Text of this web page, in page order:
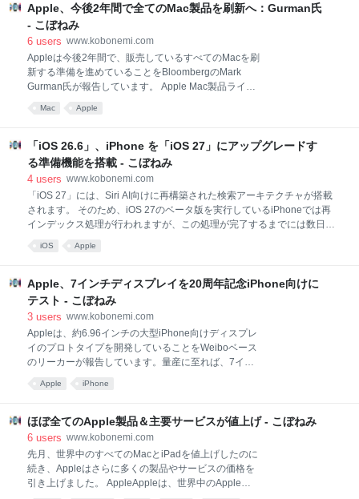
Proチップを搭載する第2世代MacBook Neoは、現行
モデルのA18 Proチップに内蔵された8GBのメモリか
ら増量され、12GBのメモリを搭載する見込みです。
ラーバリエーションも追加される見通し。現在のカラ
ーバリエーションは、シルバー、ブラッシュ、シトラ
ス、インディゴの4色となっています。 今回の報告で
は次期MacBook Neoの発売時期については言及されて
Apple、今後2年間で全てのMac製品を刷新へ：Gurman氏
- こぼねみ
6 users www.kobonemi.com
Appleは今後2年間で、販売しているすべてのMacを刷
新する準備を進めていることをBloombergのMark
Gurman氏が報告しています。 Apple Mac製品ライン
で、販売台数は3年連続で増加すると予測されていま
AIワークロードにMacを活用するユーザー層の拡大が
挙げられます。 新型Macの投入は今秋、刷新されたエ
ントリーモデルの14インチMacBook Pro、2年ぶりの
と、発売予定の製品は次のようになります。 14インチ
MacBook Pro（エントリーモデル）（2026年秋）：新
型M6チップを搭載する最初のMacモデルの一つ。コー
ドネームはJ「804」 Mac mini（発売時期はメモリの
Mac Apple
「iOS 26.6」、iPhone を「iOS 27」にアップグレードす
る準備機能を搭載 - こぼねみ
4 users www.kobonemi.com
「iOS 27」には、Siri AI向けに再構築された検索アーキテクチャが搭載
されます。 そのため、iOS 27のベータ版を実行しているiPhoneでは再
インデックス処理が行われますが、この処理が完了するまでには数日か
27のベータ版を利用しないユーザーにとって、この処理を高速化するの
MacRumorsiOS 26.6のリリースノートによると、iOS 26.6はiOS 27に備
えてSpotlightのインデックスを最適化します。また、iOS 26.6では、さ
まざまなバグやセキュリティ上の脆弱性も修正されています。 このアッ
備えたSpotlightの索引の最適化が含まれ
iOS Apple
Apple、7インチディスプレイを20周年記念iPhone向けに
テスト - こぼねみ
3 users www.kobonemi.com
Appleは、約6.96インチの大型iPhone向けディスプレ
イのプロトタイプを開発していることをWeiboベース
のリーカーが報告しています。量産に至れば、7イン
MacRumorsが伝えています。 新しいiPhoneのイメー
と、Appleは来年発売が予想される20周年記念iPhone
に向けて、このディスプレイのテストを行っていま
す。画面比率は現行の「iPhone 17 Pro Max」と同じ
となりますが、このディスプレイが最終的に「iPhone
20 Pro Max」に採用されるかどうかは、現段階ではわ
Apple iPhone
ほぼ全てのApple製品＆主要サービスが値上げ - こぼねみ
6 users www.kobonemi.com
先月、世界中のすべてのMacとiPadを値上げしたのに
続き、Appleはさらに多くの製品やサービスの価格を
引き上げました。 AppleAppleは、世界中のApple